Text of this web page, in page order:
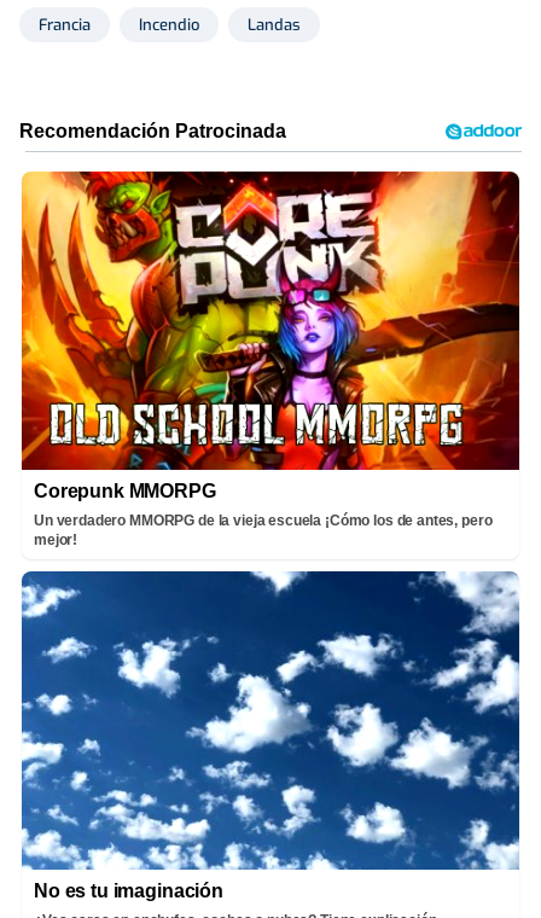
Francia Incendio Landas
Corepunk MMORPG
Un verdadero MMORPG de la vieja escuela ¡Cómo los de antes, pero
mejor!
No es tu imaginación